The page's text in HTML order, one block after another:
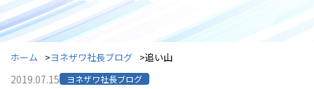
ホーム ヨネザワ社長ブログ 追い山
2019.07.15 ヨネザワ社長ブログ